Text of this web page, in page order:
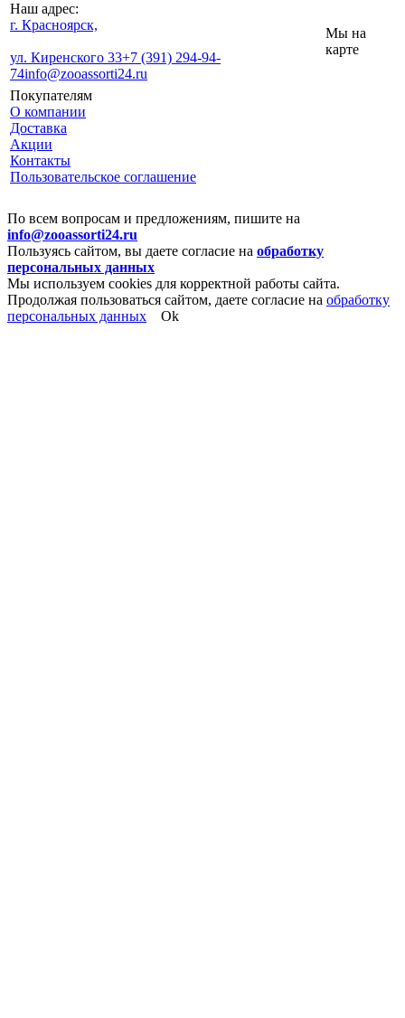
Наш адрес:
г. Красноярск,
ул. Киренского 33+7 (391) 294-94-
74info@zooassorti24.ru
Мы на
карте
Покупателям
О компании
Доставка
Акции
Контакты
Пользовательское соглашение
По всем вопросам и предложениям, пишите на
info@zooassorti24.ru
Пользуясь сайтом, вы даете согласие на обработку
персональных данных
Мы используем cookies для корректной работы сайта.
Продолжая пользоваться сайтом, даете согласие на обработку
персональных данных
Ok